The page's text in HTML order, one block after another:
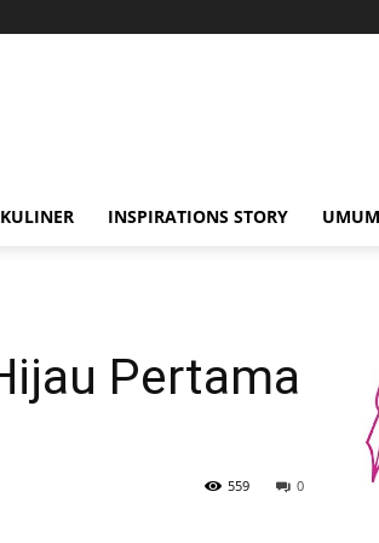
KULINER INSPIRATIONS STORY UMUM
Pertama
0
559